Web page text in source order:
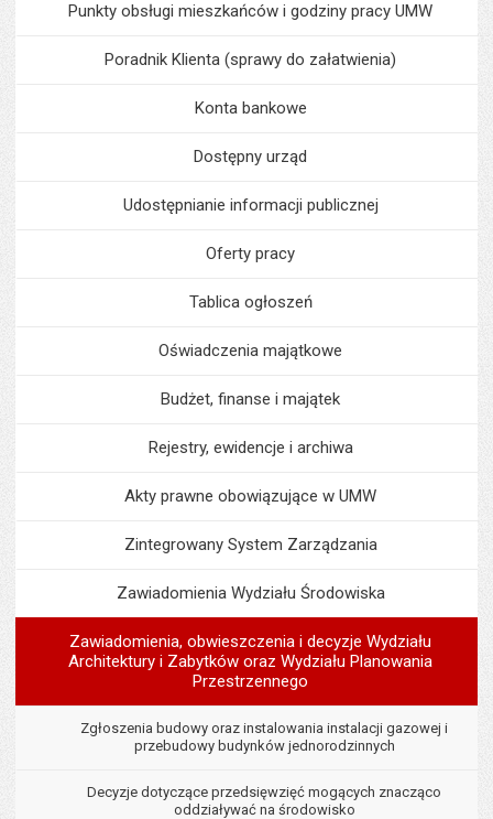
Punkty obsługi mieszkańców i godziny pracy UMW
Poradnik Klienta (sprawy do załatwienia)
Konta bankowe
Dostępny urząd
Udostępnianie informacji publicznej
Oferty pracy
Tablica ogłoszeń
Oświadczenia majątkowe
Budżet, finanse i majątek
Rejestry, ewidencje i archiwa
Akty prawne obowiązujące w UMW
Zintegrowany System Zarządzania
Zawiadomienia Wydziału Środowiska
Zawiadomienia, obwieszczenia i decyzje Wydziału
Architektury i Zabytków oraz Wydziału Planowania
Przestrzennego
Zgłoszenia budowy oraz instalowania instalacji gazowej i
przebudowy budynków jednorodzinnych
Decyzje dotyczące przedsięwzięć mogących znacząco
oddziaływać na środowisko